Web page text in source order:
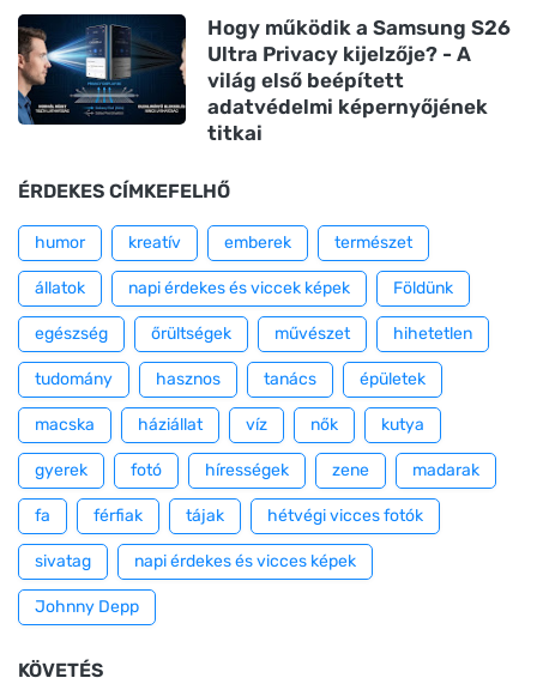
Hogy működik a Samsung S26
Ultra Privacy kijelzője? - A
világ első beépített
adatvédelmi képernyőjének
titkai
ÉRDEKES CÍMKEFELHŐ
humor kreatív emberek természet
állatok napi érdekes és viccek képek Földünk
egészség őrültségek művészet hihetetlen
tudomány hasznos tanács épületek
macska háziállat víz nők kutya
gyerek fotó hírességek zene madarak
fa férfiak tájak hétvégi vicces fotók
sivatag napi érdekes és vicces képek
Johnny Depp
KÖVETÉS